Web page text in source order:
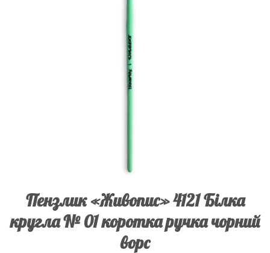
Пензлик «Живопис» 4121 Білка
кругла № 01 коротка ручка чорний
ворс